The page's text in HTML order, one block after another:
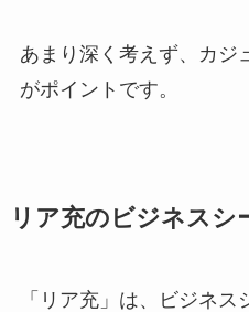
あまり深く考えず、カジ
がポイントです。
リア充のビジネスシ
「リア充」は、ビジネ